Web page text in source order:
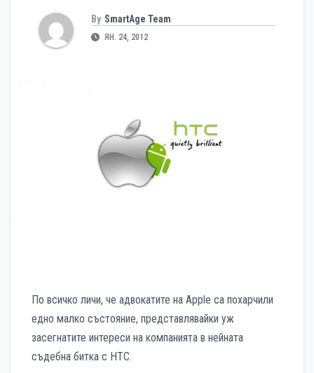
By SmartAge Team
ЯН. 24, 2012
По всичко личи, че адвокатите на Apple са похарчили
едно малко състояние, представлявайки уж
засегнатите интереси на компанията в нейната
съдебна битка с HTC.